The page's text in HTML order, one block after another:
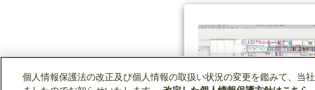
個人情報保護法の改正及び個人情報の取扱い状況の変更を鑑みて、当